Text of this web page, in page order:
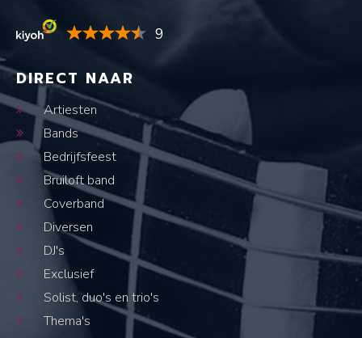
9
DIRECT NAAR
Artiesten
Bands
Bedrijfsfeest
Bruiloft band
Coverband
Diversen
DJ's
Exclusief
Solist, duo's en trio's
Thema's